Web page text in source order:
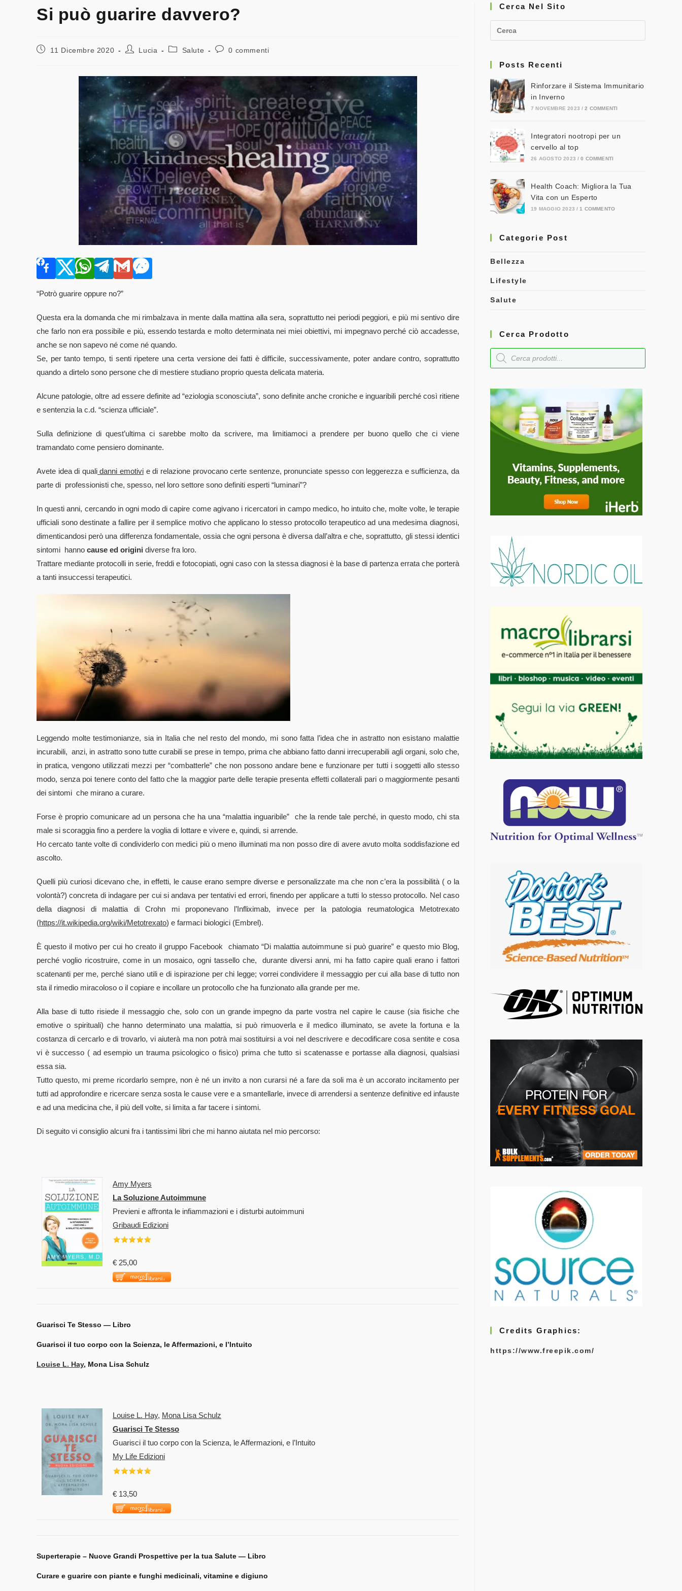
Si può guarire davvero?
11 Dicembre 2020 Lucia Salute 0 commenti
“Potrò guarire oppure no?”
Questa era la domanda che mi rimbalzava in mente dalla mattina alla sera, soprattutto nei periodi peggiori, e più mi sentivo dire
che farlo non era possibile e più, essendo testarda e molto determinata nei miei obiettivi, mi impegnavo perché ciò accadesse,
anche se non sapevo né come né quando.
Se, per tanto tempo, ti senti ripetere una certa versione dei fatti è difficile, successivamente, poter andare contro, soprattutto
quando a dirtelo sono persone che di mestiere studiano proprio questa delicata materia.
Alcune patologie, oltre ad essere definite ad “eziologia sconosciuta”, sono definite anche croniche e inguaribili perché così ritiene
e sentenzia la c.d. “scienza ufficiale”.
Sulla definizione di quest’ultima ci sarebbe molto da scrivere, ma limitiamoci a prendere per buono quello che ci viene
tramandato come pensiero dominante.
Avete idea di qualidanni emotivi e di relazione provocano certe sentenze, pronunciate spesso con leggerezza e sufficienza, da
parte di professionisti che, spesso, nel loro settore sono definiti esperti “luminari”?
In questi anni, cercando in ogni modo di capire come agivano i ricercatori in campo medico, ho intuito che, molte volte, le terapie
ufficiali sono destinate a fallire per il semplice motivo che applicano lo stesso protocollo terapeutico ad una medesima diagnosi,
dimenticandosi però una differenza fondamentale, ossia che ogni persona è diversa dall’altra e che, soprattutto, gli stessi identici
sintomi hanno cause ed origini diverse fra loro.
Trattare mediante protocolli in serie, freddi e fotocopiati, ogni caso con la stessa diagnosi è la base di partenza errata che porterà
a tanti insuccessi terapeutici.
Leggendo molte testimonianze, sia in Italia che nel resto del mondo, mi sono fatta l’idea che in astratto non esistano malattie
incurabili, anzi, in astratto sono tutte curabili se prese in tempo, prima che abbiano fatto danni irrecuperabili agli organi, solo che,
in pratica, vengono utilizzati mezzi per “combatterle” che non possono andare bene e funzionare per tutti i soggetti allo stesso
modo, senza poi tenere conto del fatto che la maggior parte delle terapie presenta effetti collaterali pari o maggiormente pesanti
dei sintomi che mirano a curare.
Forse è proprio comunicare ad un persona che ha una “malattia inguaribile” che la rende tale perché, in questo modo, chi sta
male si scoraggia fino a perdere la voglia di lottare e vivere e, quindi, si arrende.
Ho cercato tante volte di condividerlo con medici più o meno illuminati ma non posso dire di avere avuto molta soddisfazione ed
ascolto.
Quelli più curiosi dicevano che, in effetti, le cause erano sempre diverse e personalizzate ma che non c’era la possibilità ( o la
volontà?) concreta di indagare per cui si andava per tentativi ed errori, finendo per applicare a tutti lo stesso protocollo. Nel caso
della diagnosi di malattia di Crohn mi proponevano l’Infliximab, invece per la patologia reumatologica Metotrexato
(https://it.wikipedia.org/wiki/Metotrexato) e farmaci biologici (Embrel).
È questo il motivo per cui ho creato il gruppo Facebook chiamato “Di malattia autoimmune si può guarire” e questo mio Blog,
perché voglio ricostruire, come in un mosaico, ogni tassello che, durante diversi anni, mi ha fatto capire quali erano i fattori
scatenanti per me, perché siano utili e di ispirazione per chi legge; vorrei condividere il messaggio per cui alla base di tutto non
sta il rimedio miracoloso o il copiare e incollare un protocollo che ha funzionato alla grande per me.
Alla base di tutto risiede il messaggio che, solo con un grande impegno da parte vostra nel capire le cause (sia fisiche che
emotive o spirituali) che hanno determinato una malattia, si può rimuoverla e il medico illuminato, se avete la fortuna e la
costanza di cercarlo e di trovarlo, vi aiuterà ma non potrà mai sostituirsi a voi nel descrivere e decodificare cosa sentite e cosa
vi è successo ( ad esempio un trauma psicologico o fisico) prima che tutto si scatenasse e portasse alla diagnosi, qualsiasi
essa sia.
Tutto questo, mi preme ricordarlo sempre, non è né un invito a non curarsi né a fare da soli ma è un accorato incitamento per
tutti ad approfondire e ricercare senza sosta le cause vere e a smantellarle, invece di arrendersi a sentenze definitive ed infauste
e ad una medicina che, il più dell volte, si limita a far tacere i sintomi.
Di seguito vi consiglio alcuni fra i tantissimi libri che mi hanno aiutata nel mio percorso:
Amy Myers
La Soluzione Autoimmune
Previeni e affronta le infiammazioni e i disturbi autoimmuni
Gribaudi Edizioni
€ 25,00
Guarisci Te Stesso — Libro
Guarisci il tuo corpo con la Scienza, le Affermazioni, e l’Intuito
Louise L. Hay, Mona Lisa Schulz
Louise L. Hay, Mona Lisa Schulz
Guarisci Te Stesso
Guarisci il tuo corpo con la Scienza, le Affermazioni, e l’Intuito
My Life Edizioni
€ 13,50
Superterapie – Nuove Grandi Prospettive per la tua Salute — Libro
Curare e guarire con piante e funghi medicinali, vitamine e digiuno
Cerca Nel Sito
Posts Recenti
Rinforzare il Sistema Immunitario
in Inverno
7 NOVEMBRE 2023 / 2 COMMENTI
Integratori nootropi per un
cervello al top
26 AGOSTO 2023 / 0 COMMENTI
Health Coach: Migliora la Tua
Vita con un Esperto
19 MAGGIO 2023 / 1 COMMENTO
Categorie Post
Bellezza
Lifestyle
Salute
Cerca Prodotto
Credits Graphics:
https://www.freepik.com/